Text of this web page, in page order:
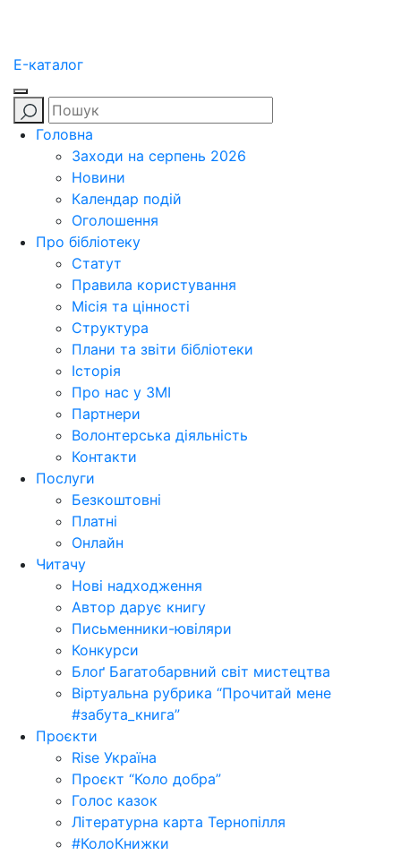
E-каталог
Головна
Заходи на серпень 2026
Новини
Календар подій
Оголошення
Про бібліотеку
Статут
Правила користування
Місія та цінності
Структура
Плани та звіти бібліотеки
Історія
Про нас у ЗМІ
Партнери
Волонтерська діяльність
Контакти
Послуги
Безкоштовні
Платні
Онлайн
Читачу
Нові надходження
Автор дарує книгу
Письменники-ювіляри
Конкурси
Блоґ Багатобарвний світ мистецтва
Віртуальна рубрика “Прочитай мене
#забута_книга”
Проєкти
Rise Україна
Проєкт “Коло добра”
Голос казок
Літературна карта Тернопілля
#КолоКнижки